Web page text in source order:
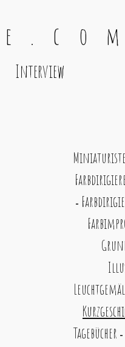
. c o m
Interview
-
Tagebücher -